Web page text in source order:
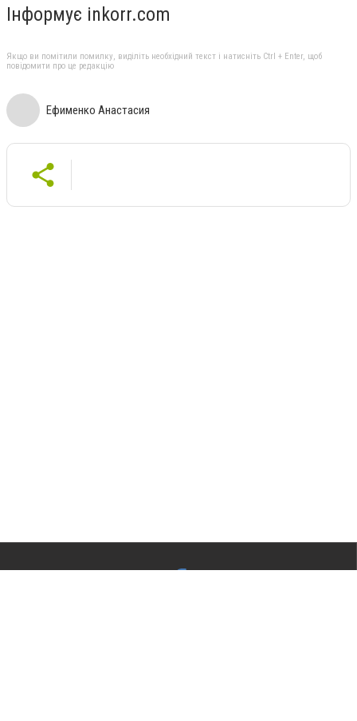
Інформує inkorr.com
Якщо ви помітили помилку, виділіть необхідний текст і натисніть Ctrl + Enter, щоб
повідомити про це редакцію
Ефименко Анастасия